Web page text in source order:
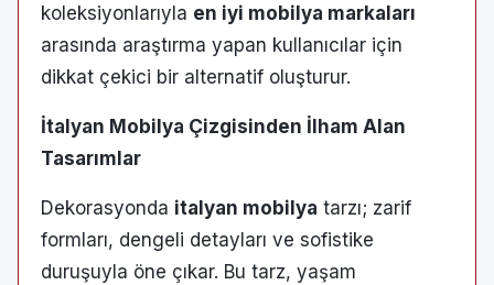
koleksiyonlarıyla en iyi mobilya markaları
arasında araştırma yapan kullanıcılar için
dikkat çekici bir alternatif oluşturur.
İtalyan Mobilya Çizgisinden İlham Alan
Tasarımlar
Dekorasyonda italyan mobilya tarzı; zarif
formları, dengeli detayları ve sofistike
duruşuyla öne çıkar. Bu tarz, yaşam